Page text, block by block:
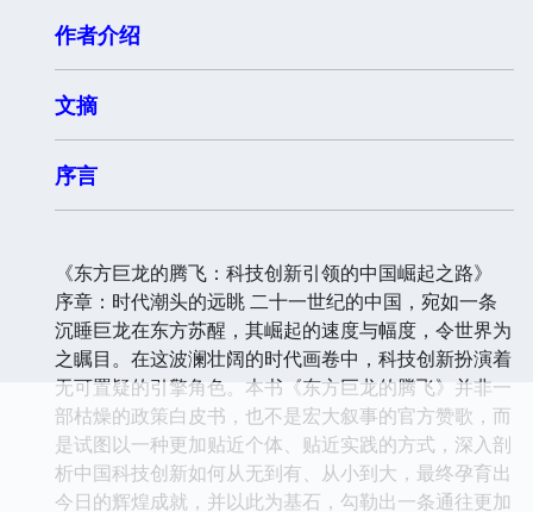
作者介绍
文摘
序言
《东方巨龙的腾飞：科技创新引领的中国崛起之路》
序章：时代潮头的远眺 二十一世纪的中国，宛如一条
沉睡巨龙在东方苏醒，其崛起的速度与幅度，令世界为
之瞩目。在这波澜壮阔的时代画卷中，科技创新扮演着
无可置疑的引擎角色。本书《东方巨龙的腾飞》并非一
部枯燥的政策白皮书，也不是宏大叙事的官方赞歌，而
是试图以一种更加贴近个体、贴近实践的方式，深入剖
析中国科技创新如何从无到有、从小到大，最终孕育出
今日的辉煌成就，并以此为基石，勾勒出一条通往更加